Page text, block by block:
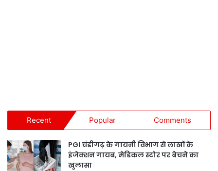
Recent Popular Comments
PGI चंडीगढ़ के गायनी विभाग से लाखों के
इंजेक्शन गायब, मेडिकल स्टोर पर बेचने का
खुलासा